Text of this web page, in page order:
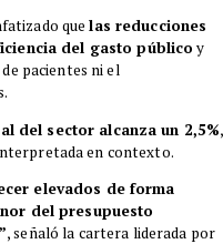
quelas reducciones
del gasto público y
pacientes ni el
del sector alcanza un 2,5%,
en contexto.
elevados de forma
del presupuesto
, señaló la cartera liderada por